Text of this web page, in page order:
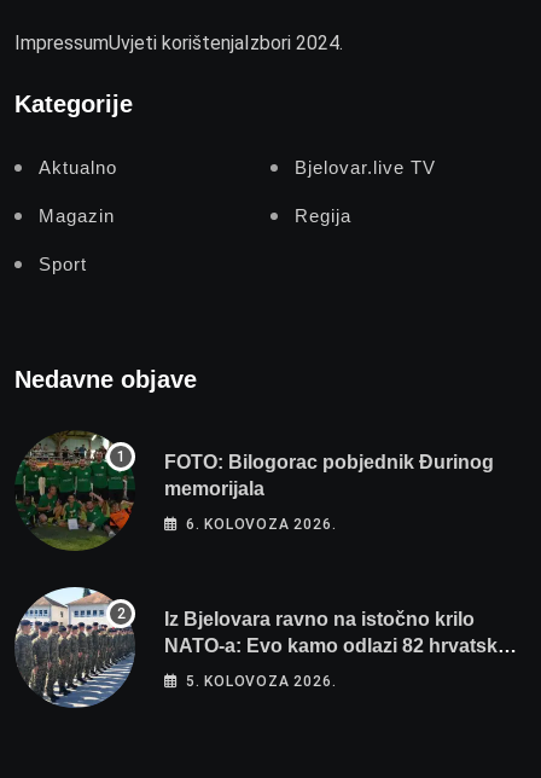
ImpressumUvjeti korištenja Izbori 2024.
Kategorije
Aktualno Bjelovar.live TV
Magazin Regija
Sport
Nedavne objave
FOTO: Bilogorac pobjednik Đurinog
memorijala
6. KOLOVOZA 2026.
Iz Bjelovara ravno na istočno krilo
NATO-a: Evo kamo odlazi 82 hrvatska
vojnika i 6 vojnikinja
5. KOLOVOZA 2026.